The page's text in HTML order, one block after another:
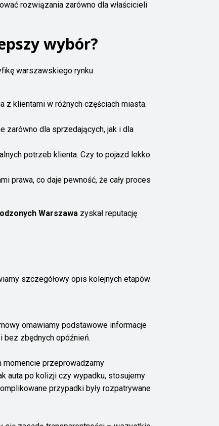
rozwiązania zarówno dla właścicieli
wybór?
warszawskiego rynku
z klientami w różnych częściach miasta.
zarówno dla sprzedających, jak i dla
potrzeb klienta. Czy to pojazd lekko
prawa, co daje pewność, że cały proces
Warszawa zyskał reputację
szczegółowy opis kolejnych etapów
omawiamy podstawowe informacje
bez zbędnych opóźnień.
momencie przeprowadzamy
auta po kolizji czy wypadku, stosujemy
przypadki były rozpatrywane